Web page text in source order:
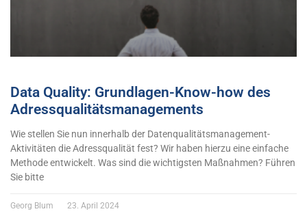
Data Quality: Grundlagen-Know-how des
Adressqualitätsmanagements
Wie stellen Sie nun innerhalb der Datenqualitätsmanagement-
Aktivitäten die Adressqualität fest? Wir haben hierzu eine einfache
Methode entwickelt. Was sind die wichtigsten Maßnahmen? Führen
Sie bitte
Georg Blum 23. April 2024